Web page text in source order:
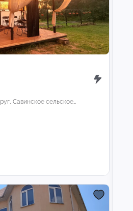
Савинское сельское